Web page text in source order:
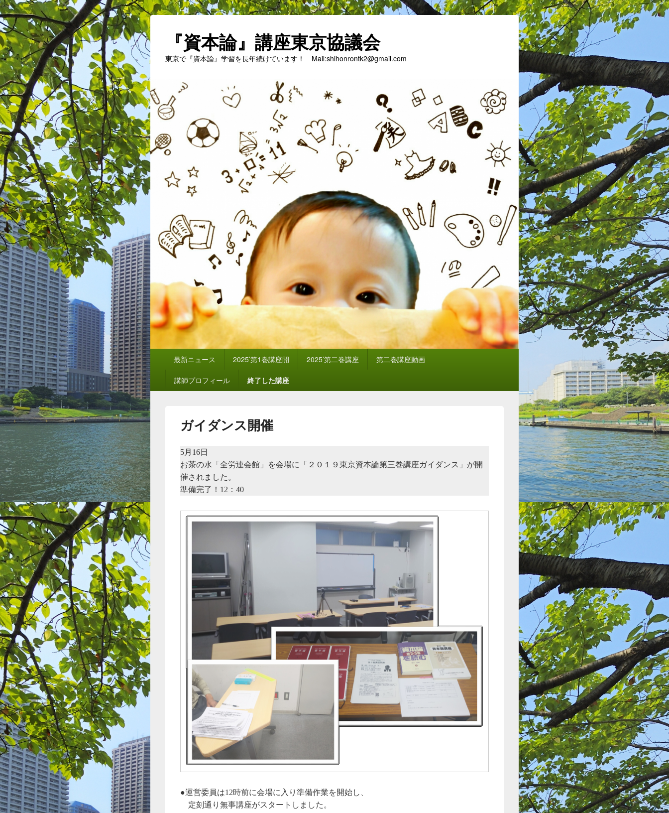
『資本論』講座東京協議会
東京で『資本論』学習を長年続けています！ Mail:shihonrontk2@gmail.com
メ
イ
ン
メ
ニ
ュ
ー
最新ニュース 2025’第1巻講座開 2025’第二巻講座 第二巻講座動画
講師プロフィール 終了した講座
ガイダンス開催
5月16日
お茶の水「全労連会館」を会場に「２０１９東京資本論第三巻講座ガイダンス」が開
催されました。
準備完了！12：40
●運営委員は12時前に会場に入り準備作業を開始し、
定刻通り無事講座がスタートしました。